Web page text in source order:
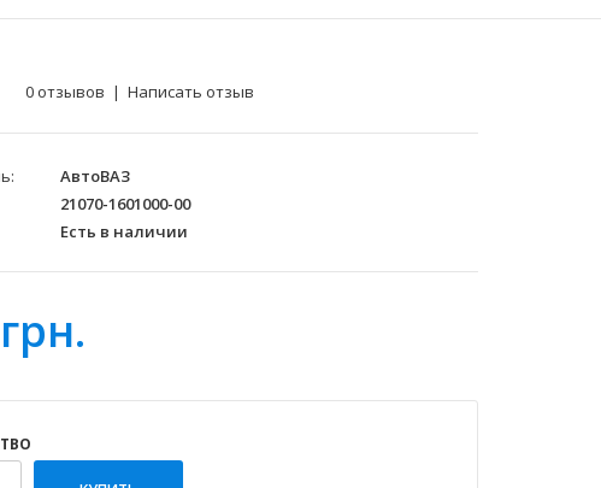
0 отзывов | Написать отзыв
АвтоВАЗ
21070-1601000-00
Есть в наличии